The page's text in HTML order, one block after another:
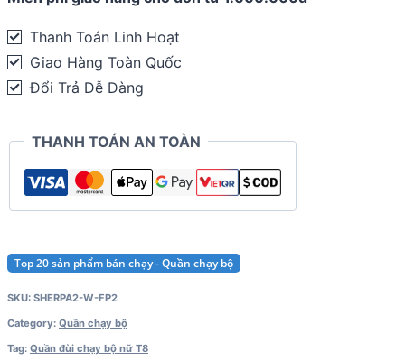
Sherpa
Women
Running
Fineprint
Thanh Toán Linh Hoạt
Giao Hàng Toàn Quốc
Đổi Trả Dễ Dàng
THANH TOÁN AN TOÀN
Top 20 sản phẩm bán chạy - Quần chạy bộ
SKU: SHERPA2-W-FP2
Category: Quần chạy bộ
Tag: Quần đùi chạy bộ nữ T8